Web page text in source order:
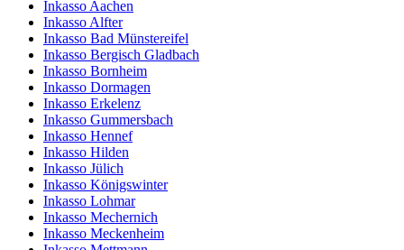
Inkasso Aachen
Inkasso Alfter
Inkasso Bad Münstereifel
Inkasso Bergisch Gladbach
Inkasso Bornheim
Inkasso Dormagen
Inkasso Erkelenz
Inkasso Gummersbach
Inkasso Hennef
Inkasso Hilden
Inkasso Jülich
Inkasso Königswinter
Inkasso Lohmar
Inkasso Mechernich
Inkasso Meckenheim